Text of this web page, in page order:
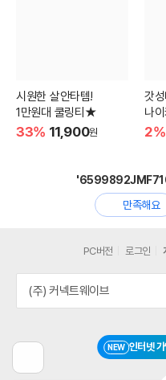
시원한 살안타템!
1만원대 쿨링티★
33% 11,900원
갓
나
2%
만족해요
전
NEW 인터넷
PC버전 로그인
(주) 커넥트웨이브